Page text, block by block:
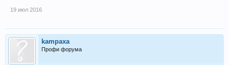
19 июл 2016
kampaxa
Профи форума